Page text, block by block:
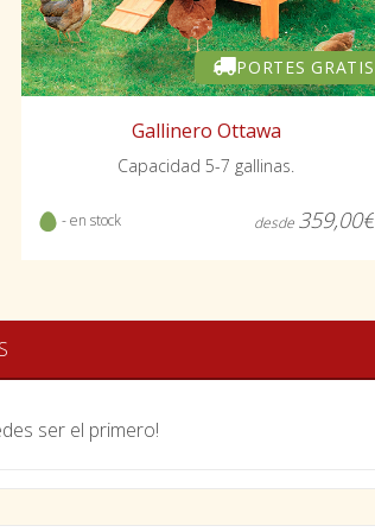
PORTES GRATIS
Gallinero Ottawa
Capacidad 5-7 gallinas.
- en stock desde 359,00€
ser el primero!